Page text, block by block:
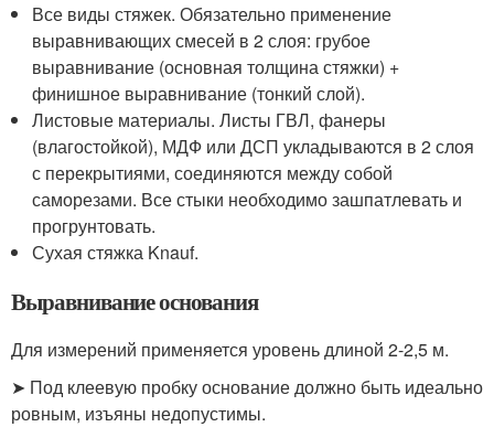
Все виды стяжек. Обязательно применение
выравнивающих смесей в 2 слоя: грубое
выравнивание (основная толщина стяжки) +
финишное выравнивание (тонкий слой).
Листовые материалы. Листы ГВЛ, фанеры
(влагостойкой), МДФ или ДСП укладываются в 2 слоя
с перекрытиями, соединяются между собой
саморезами. Все стыки необходимо зашпатлевать и
прогрунтовать.
Сухая стяжка Knauf.
Выравнивание основания
Для измерений применяется уровень длиной 2-2,5 м.
➤ Под клеевую пробку основание должно быть идеально
ровным, изъяны недопустимы.